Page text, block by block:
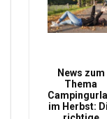
News zum
Thema
im Herbst: